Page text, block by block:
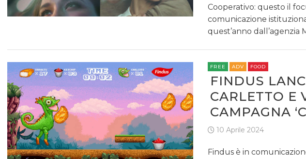
Cooperativo: questo il
comunicazione
quest’anno
FREE ADV FOOD
FINDUS
CARLETTO E
CAMPAGNA
10 Aprile 2024
Findus è in